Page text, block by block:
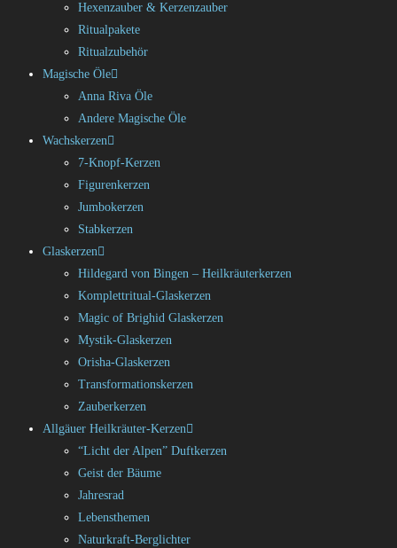
Hexenzauber & Kerzenzauber
Ritualpakete
Ritualzubehör
Magische Öle
Anna Riva Öle
Andere Magische Öle
Wachskerzen
7-Knopf-Kerzen
Figurenkerzen
Jumbokerzen
Stabkerzen
Glaskerzen
Hildegard von Bingen – Heilkräuterkerzen
Komplettritual-Glaskerzen
Magic of Brighid Glaskerzen
Mystik-Glaskerzen
Orisha-Glaskerzen
Transformationskerzen
Zauberkerzen
Allgäuer Heilkräuter-Kerzen
“Licht der Alpen” Duftkerzen
Geist der Bäume
Jahresrad
Lebensthemen
Naturkraft-Berglichter